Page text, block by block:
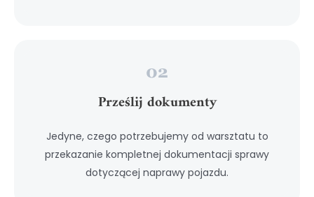
Prześlij dokumenty
Jedyne, czego potrzebujemy od warsztatu to
przekazanie kompletnej dokumentacji sprawy
dotyczącej naprawy pojazdu.